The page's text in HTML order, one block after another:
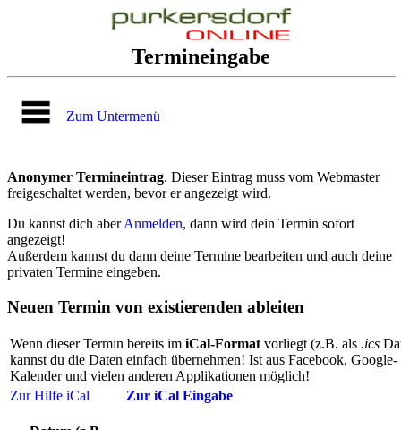
Termineingabe
Zum Untermenü
Anonymer Termineintrag. Dieser Eintrag muss vom Webmaster
freigeschaltet werden, bevor er angezeigt wird.
Du kannst dich aberAnmelden, dann wird dein Termin sofort
angezeigt!
Außerdem kannst du dann deine Termine bearbeiten und auch deine
privaten Termine eingeben.
Neuen Termin von existierenden ableiten
Wenn dieser Termin bereits im iCal-Formatvorliegt (z.B. als .ics
kannst du die Daten einfach übernehmen! Ist aus Facebook, Google-
Kalender und vielen anderen Applikationen möglich!
Zur Hilfe iCal
Zur iCal Eingabe